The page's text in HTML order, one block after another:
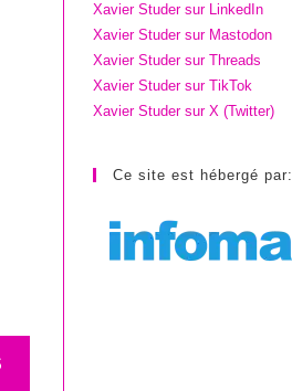
Xavier Studer sur LinkedIn
Xavier Studer sur Mastodon
Xavier Studer sur Threads
Xavier Studer sur TikTok
Xavier Studer sur X (Twitter)
Ce site est hébergé par: